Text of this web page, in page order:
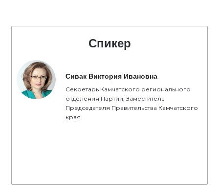
Спикер
Сивак Виктория Ивановна
Секретарь Камчатского регионального
отделения Партии, Заместитель
Председателя Правительства Камчатского
края